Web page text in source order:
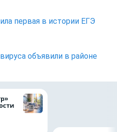
первая в истории ЕГЭ
объявили в районе